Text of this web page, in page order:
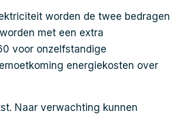
worden de twee bedragen
met een extra
voor onzelfstandige
energiekosten over
Naar verwachting kunnen